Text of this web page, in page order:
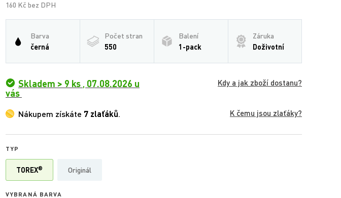
160 Kč bez DPH
Barva
černá
Počet stran
550
Balení
1-pack
Záruka
Doživotní
Skladem > 9 ks , 07.08.2026 u
vás
Kdy a jak zboží dostanu?
Nákupem získáte 7 zlaťáků. K čemu jsou zlaťáky?
TYP
TOREX® Originál
VYBRANÁ BARVA